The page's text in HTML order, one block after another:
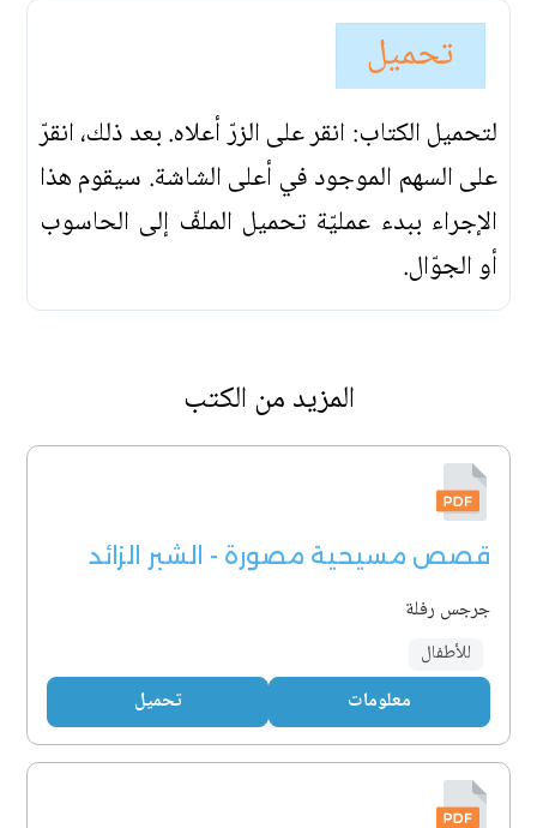
تحميل
لتحميل الكتاب: انقر على الزرّ أعلاه. بعد ذلك، انقرّ
على السهم الموجود في أعلى الشاشة. سيقوم هذا
الإجراء ببدء عمليّة تحميل الملفّ إلى الحاسوب
أو الجوّال.
المزيد من الكتب
قصص مسيحية مصورة - الشبر الزائد
جرجس رفلة
للأطفال
معلومات تحميل